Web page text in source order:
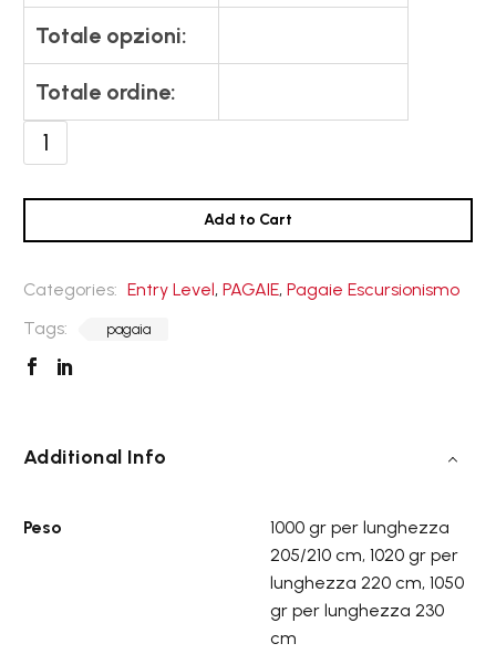
Totale opzioni:
Totale ordine:
Bravo
Seabird
Add to Cart
Categories: Entry Level, PAGAIE, Pagaie Escursionismo
Tags:
pagaia
Additional Info
Peso
1000 gr per lunghezza
205/210 cm, 1020 gr per
lunghezza 220 cm, 1050
gr per lunghezza 230
cm